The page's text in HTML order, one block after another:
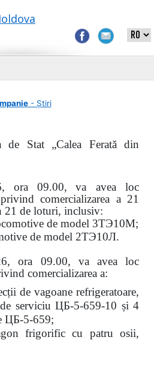
- Știri
Stat „Calea Ferată din
ora 09.00,
va avea loc
comercializarea a 21
21 de loturi, inclusiv:
de model 3ТЭ10М;
de model 2ТЭ10Л.
, ora 09.00, va avea loc
comercializarea a:
de vagoane refrigeratoare,
serviciu ЦБ-5-659-10 și 4
ЦБ-5-659;
frigorific cu patru osii,